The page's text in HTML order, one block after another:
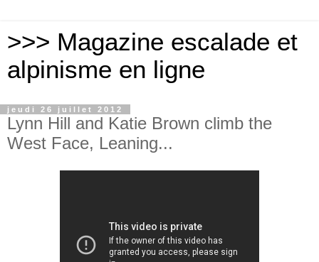
>>> Magazine escalade et
alpinisme en ligne
jeudi 26 juillet 2012
Lynn Hill and Katie Brown climb the
West Face, Leaning...